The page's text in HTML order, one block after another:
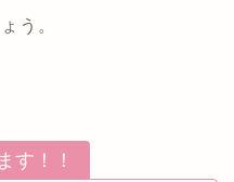
う。
す！！